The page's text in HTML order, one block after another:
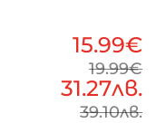
15.99€
19.99€
31.27лв.
39.10лв.